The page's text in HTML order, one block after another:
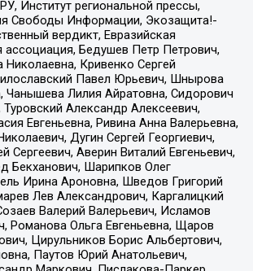
Институт региональной прессы,
Свободы Информации, Экозащита!-
вердикт, Евразийская
ассоциация, Бедушев Петр Петрович,
Николаевна, Кривенко Сергей
Павел Юрьевич, Шнырова
Чанышева Лилия Айратовна, Сидорович
Александр Алексеевич,
Евгеньевна, Ривина Анна Валерьевна,
Дугин Сергей Георгиевич,
Сергеевич, Аверин Виталий Евгеньевич,
Бекханович, Шарипков Олег
Ирина Ароновна, Шведов Григорий
Лев Александрович, Каргалицкий
Валерий Валерьевич, Исламов
Романова Ольга Евгеньевна, Щаров
Цирульников Борис Альбертович,
Паутов Юрий Анатольевич,